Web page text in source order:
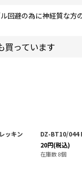
回避の為に神経質な方
買っています
BT10/044 R 暴射竜 タルボバ